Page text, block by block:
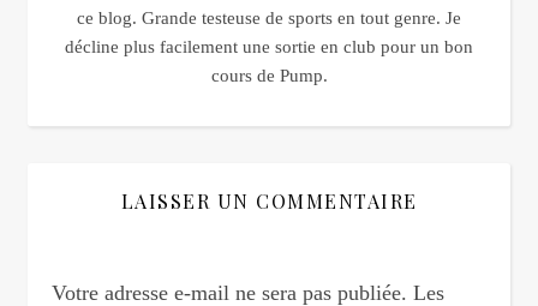
ce blog. Grande testeuse de sports en tout genre. Je
décline plus facilement une sortie en club pour un bon
cours de Pump.
LAISSER UN COMMENTAIRE
Votre adresse e-mail ne sera pas publiée. Les